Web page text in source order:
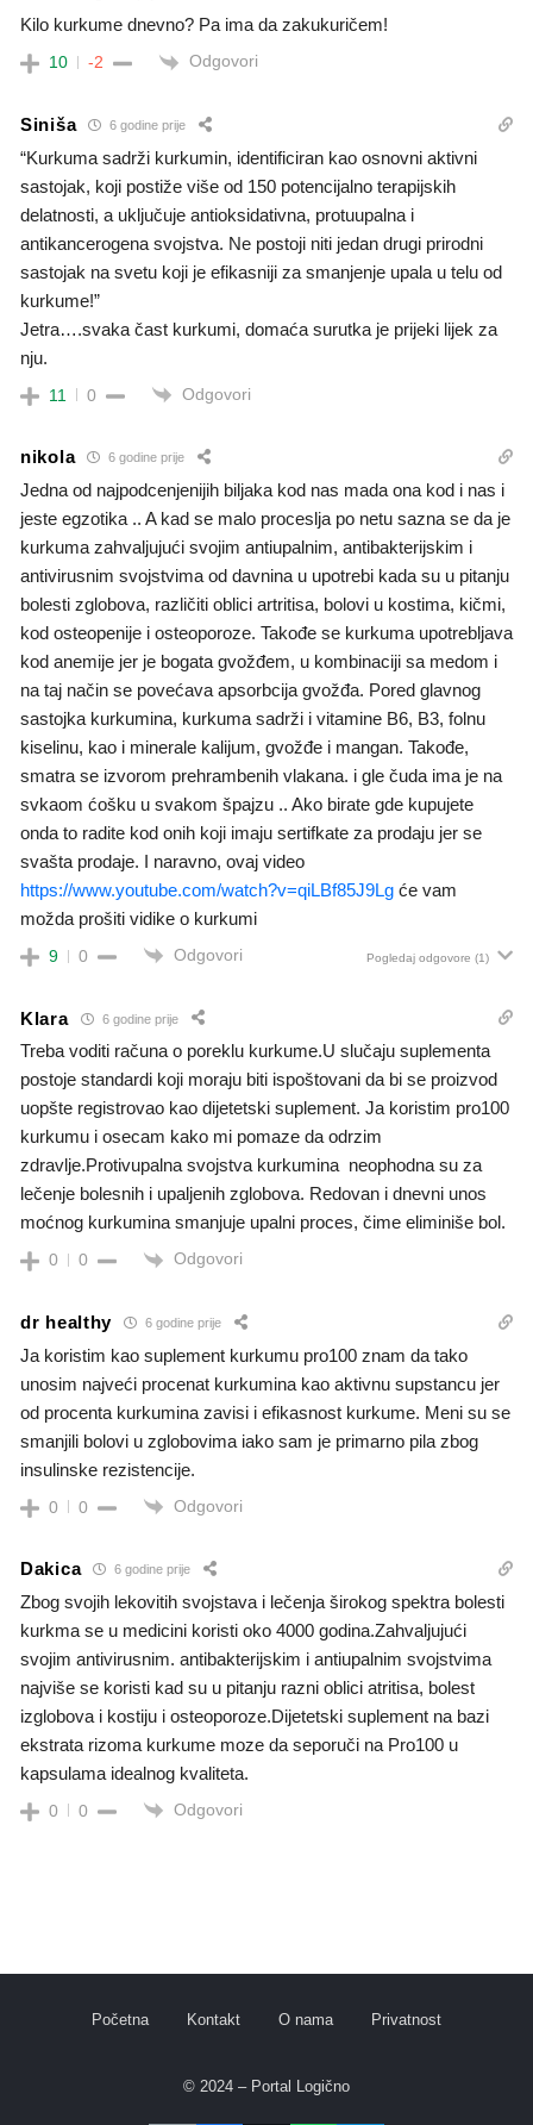
Kilo kurkume dnevno? Pa ima da zakukuričem!
10 -2 Odgovori
Siniša 6 godine prije
“Kurkuma sadrži kurkumin, identificiran kao osnovni aktivni
sastojak, koji postiže više od 150 potencijalno terapijskih
delatnosti, a uključuje antioksidativna, protuupalna i
antikancerogena svojstva. Ne postoji niti jedan drugi prirodni
sastojak na svetu koji je efikasniji za smanjenje upala u telu od
kurkume!”
Jetra….svaka čast kurkumi, domaća surutka je prijeki lijek za
nju.
11 0 Odgovori
nikola 6 godine prije
Jedna od najpodcenjenijih biljaka kod nas mada ona kod i nas i
jeste egzotika .. A kad se malo proceslja po netu sazna se da je
kurkuma zahvaljujući svojim antiupalnim, antibakterijskim i
antivirusnim svojstvima od davnina u upotrebi kada su u pitanju
bolesti zglobova, različiti oblici artritisa, bolovi u kostima, kičmi,
kod osteopenije i osteoporoze. Takođe se kurkuma upotrebljava
kod anemije jer je bogata gvožđem, u kombinaciji sa medom i
na taj način se povećava apsorbcija gvožđa. Pored glavnog
sastojka kurkumina, kurkuma sadrži i vitamine B6, B3, folnu
kiselinu, kao i minerale kalijum, gvožđe i mangan. Takođe,
smatra se izvorom prehrambenih vlakana. i gle čuda ima je na
svkaom ćošku u svakom špajzu .. Ako birate gde kupujete
onda to radite kod onih koji imaju sertifkate za prodaju jer se
svašta prodaje. I naravno, ovaj video
https://www.youtube.com/watch?v=qiLBf85J9Lg će vam
možda prošiti vidike o kurkumi
9 0 Odgovori Pogledaj odgovore (1)
Klara 6 godine prije
Treba voditi računa o poreklu kurkume.U slučaju suplementa
postoje standardi koji moraju biti ispoštovani da bi se proizvod
uopšte registrovao kao dijetetski suplement. Ja koristim pro100
kurkumu i osecam kako mi pomaze da odrzim
zdravlje.Protivupalna svojstva kurkumina neophodna su za
lečenje bolesnih i upaljenih zglobova. Redovan i dnevni unos
moćnog kurkumina smanjuje upalni proces, čime eliminiše bol.
0 0 Odgovori
dr healthy 6 godine prije
Ja koristim kao suplement kurkumu pro100 znam da tako
unosim najveći procenat kurkumina kao aktivnu supstancu jer
od procenta kurkumina zavisi i efikasnost kurkume. Meni su se
smanjili bolovi u zglobovima iako sam je primarno pila zbog
insulinske rezistencije.
0 0 Odgovori
Dakica 6 godine prije
Zbog svojih lekovitih svojstava i lečenja širokog spektra bolesti
kurkma se u medicini koristi oko 4000 godina.Zahvaljujući
svojim antivirusnim. antibakterijskim i antiupalnim svojstvima
najviše se koristi kad su u pitanju razni oblici atritisa, bolest
izglobova i kostiju i osteoporoze.Dijetetski suplement na bazi
ekstrata rizoma kurkume moze da seporuči na Pro100 u
kapsulama idealnog kvaliteta.
0 0 Odgovori
Početna Kontakt O nama Privatnost
© 2024 – Portal Logično